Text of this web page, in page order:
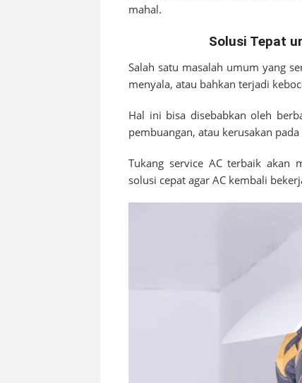
mahal.
Solusi Tepat
Salah satu masalah umum yang
menyala, atau bahkan terjadi
Hal ini bisa disebabkan oleh
pembuangan, atau kerusakan
Tukang service AC terbaik akan
solusi cepat agar AC kembali